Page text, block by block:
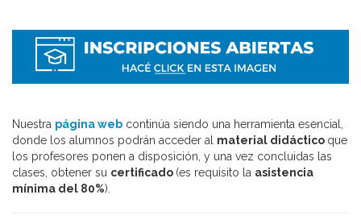
Nuestra página web continúa siendo una herramienta esencial,
donde los alumnos podrán acceder al material didáctico que
los profesores ponen a disposición, y una vez concluidas las
clases, obtener su certificado (es requisito la asistencia
mínima del 80%).